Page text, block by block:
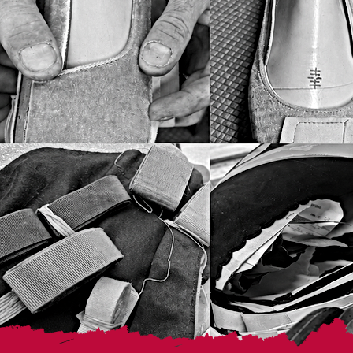
XX48 IT
XXL 48
XXL 48 IT
XXL(48-50)
XXXL50 IT
XXXXL52 IT